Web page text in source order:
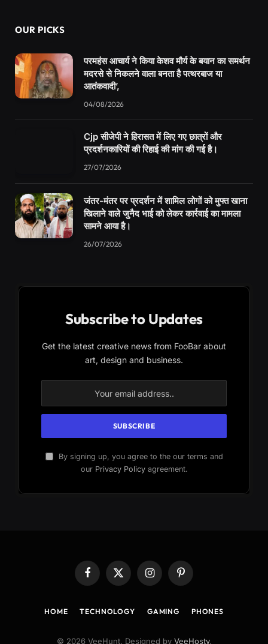
OUR PICKS
परमहंस आचार्य ने किया केशव मौर्य के बयान का समर्थन
मदरसे से निकलने वाला बनता है पत्थरबाज या
आतंकवादी’,
04/08/2026
Cjp सीजेपी ने हिरासत में लिए गए छात्रों और
प्रदर्शनकारियों की रिहाई की मांग की गई है।
27/07/2026
जंतर-मंतर पर प्रदर्शन में शामिल लोगों को मुफ्त खाना
खिलाने वाले जुनैद भाई को लेकर कार्रवाई का मामला
सामने आया है।
26/07/2026
Subscribe to Updates
Get the latest creative news from FooBar about
art, design and business.
By signing up, you agree to the our terms and
our Privacy Policyagreement.
Facebook
X
(Twitter)
InstagramPinterest
HOME TECHNOLOGY GAMING PHONES
© 2026 VeeHunt. Designed by VeeHosty.